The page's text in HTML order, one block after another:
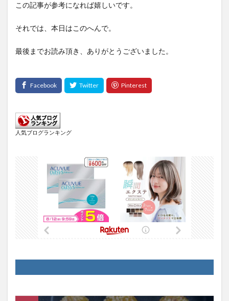
この記事が参考になれば嬉しいです。
それでは、本日はこのへんで。
最後までお読み頂き、ありがとうございました。
人気ブログランキング